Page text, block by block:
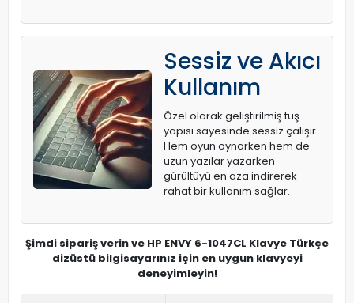
Sessiz ve Akıcı
Kullanım
Özel olarak geliştirilmiş tuş
yapısı sayesinde sessiz çalışır.
Hem oyun oynarken hem de
uzun yazılar yazarken
gürültüyü en aza indirerek
rahat bir kullanım sağlar.
Şimdi sipariş verin ve HP ENVY 6-1047CL Klavye Türkçe
dizüstü bilgisayarınız için en uygun klavyeyi
deneyimleyin!